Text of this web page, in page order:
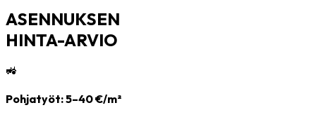
ASENNUKSEN
HINTA-ARVIO
🚜
Pohjatyöt: 5–40 €/m²